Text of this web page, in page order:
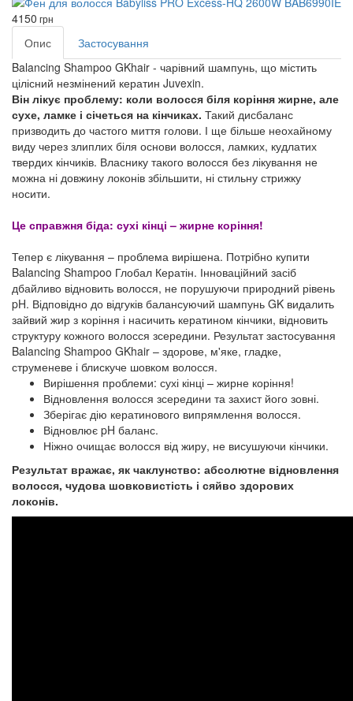
4150 грн
Опис
Застосування
Balancing Shampoo GKhair - чарівний шампунь, що містить
цілісний незмінений кератин Juvexin.
Він лікує проблему: коли волосся біля коріння жирне, але
сухе, ламке і січеться на кінчиках. Такий дисбаланс
призводить до частого миття голови. І ще більше неохайному
виду через злиплих біля основи волосся, ламких, кудлатих
твердих кінчиків. Власнику такого волосся без лікування не
можна ні довжину локонів збільшити, ні стильну стрижку
носити.
Це справжня біда: сухі кінці – жирне коріння!
Тепер є лікування – проблема вирішена. Потрібно купити
Balancing Shampoo Глобал Кератін. Інноваційний засіб
дбайливо відновить волосся, не порушуючи природний рівень
pH. Відповідно до відгуків балансуючий шампунь GK видалить
зайвий жир з коріння і насичить кератином кінчики, відновить
структуру кожного волосся зсередини. Результат застосування
Balancing Shampoo GKhair – здорове, м'яке, гладке,
струменеве і блискуче шовком волосся.
Вирішення проблеми: сухі кінці – жирне коріння!
Відновлення волосся зсередини та захист його зовні.
Зберігає дію кератинового випрямлення волосся.
Відновлює pH баланс.
Ніжно очищає волосся від жиру, не висушуючи кінчики.
Результат вражає, як чаклунство: абсолютне відновлення
волосся, чудова шовковистість і сяйво здорових
локонів.